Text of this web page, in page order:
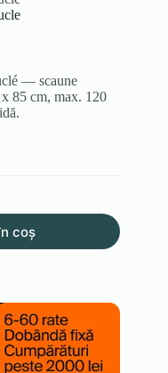
— scaune
85 cm, max. 120
coș